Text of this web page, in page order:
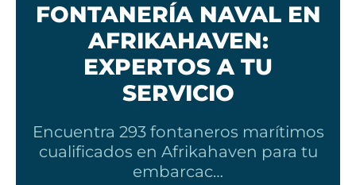
FONTANERÍA NAVAL EN
AFRIKAHAVEN:
EXPERTOS A TU
SERVICIO
Encuentra 293 fontaneros marítimos
cualificados en Afrikahaven para tu
embarcac…